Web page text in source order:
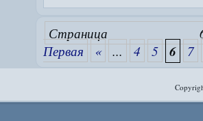
Первая
« ... 4 5 6 7